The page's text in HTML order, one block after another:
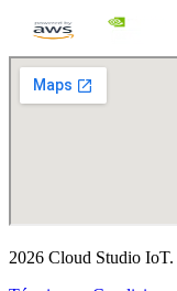
2026 Cloud Studio IoT.